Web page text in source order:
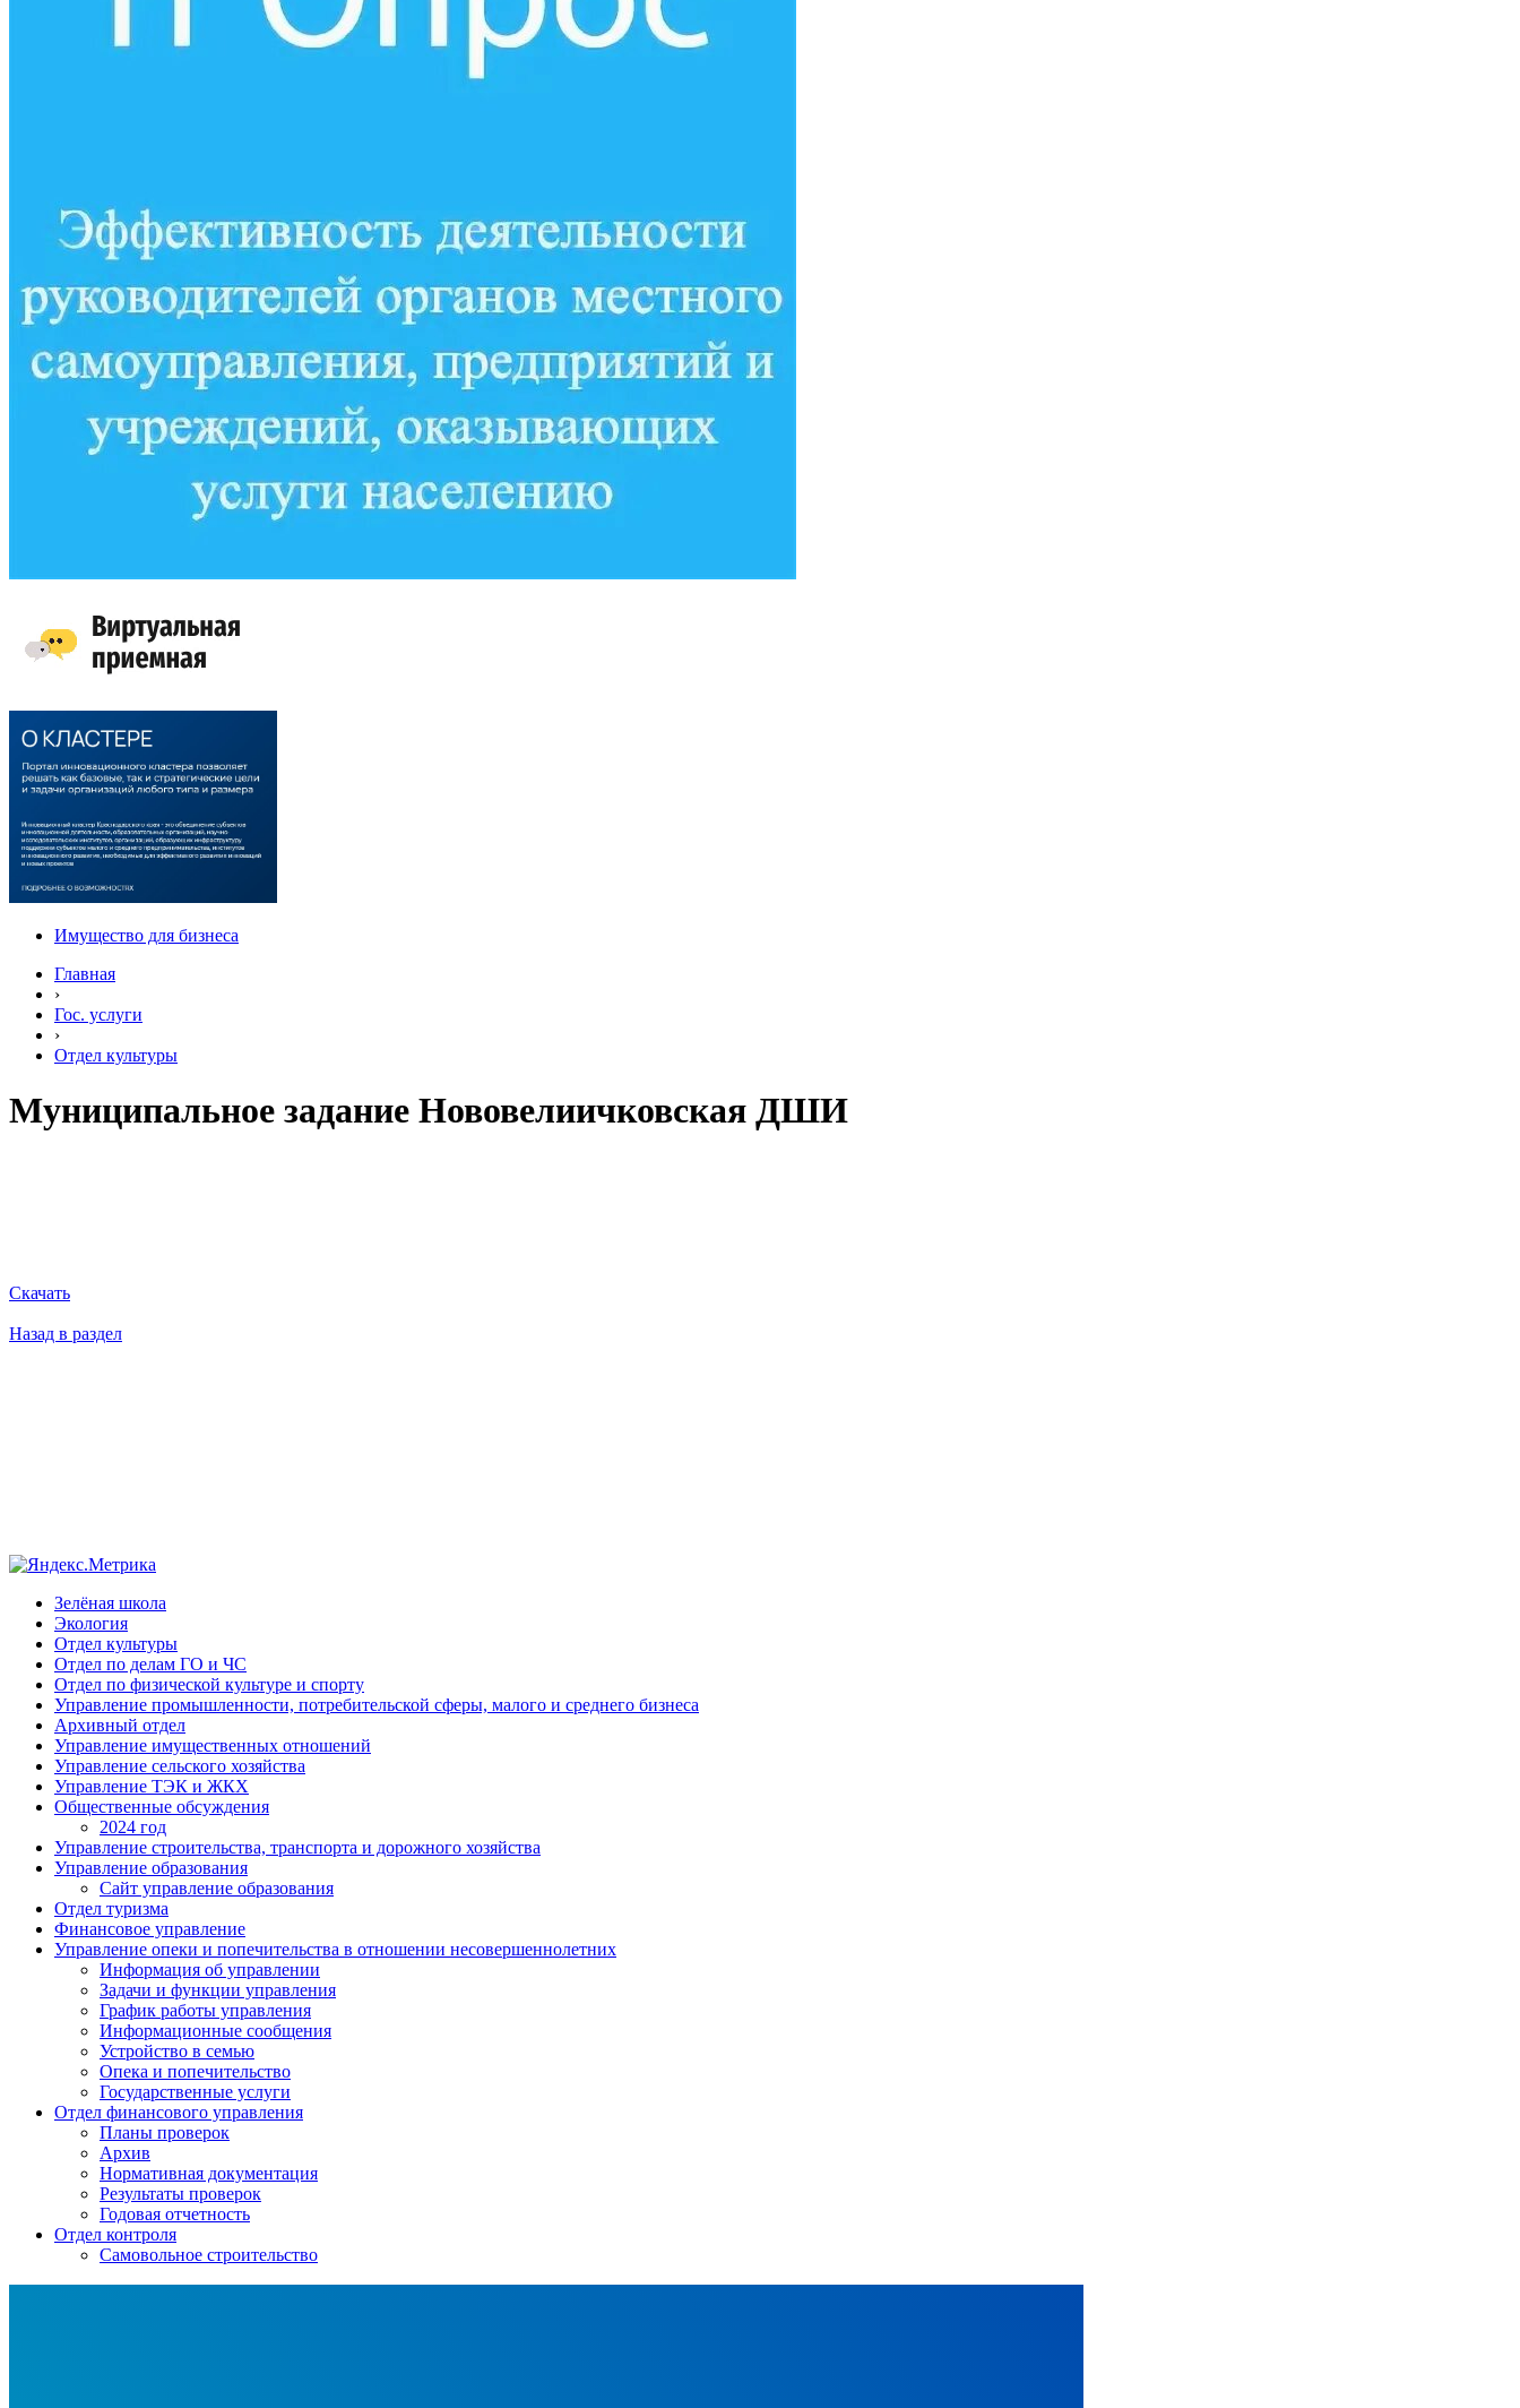
Имущество для бизнеса
Главная
›
Гос. услуги
›
Отдел культуры
Муниципальное задание Нововелиичковская ДШИ
Скачать
Назад в раздел
Зелёная школа
Экология
Отдел культуры
Отдел по делам ГО и ЧС
Отдел по физической культуре и спорту
Управление промышленности, потребительской сферы, малого и среднего бизнеса
Архивный отдел
Управление имущественных отношений
Управление сельского хозяйства
Управление ТЭК и ЖКХ
Общественные обсуждения
2024 год
Управление строительства, транспорта и дорожного хозяйства
Управление образования
Сайт управление образования
Отдел туризма
Финансовое управление
Управление опеки и попечительства в отношении несовершеннолетних
Информация об управлении
Задачи и функции управления
График работы управления
Информационные сообщения
Устройство в семью
Опека и попечительство
Государственные услуги
Отдел финансового управления
Планы проверок
Архив
Нормативная документация
Результаты проверок
Годовая отчетность
Отдел контроля
Самовольное строительство